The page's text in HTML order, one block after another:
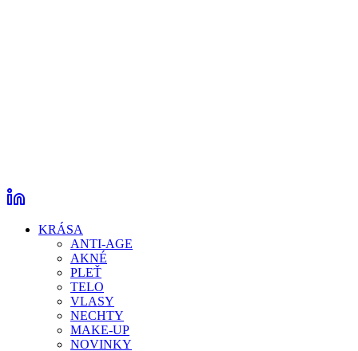
KRÁSA
ANTI-AGE
AKNÉ
PLEŤ
TELO
VLASY
NECHTY
MAKE-UP
NOVINKY